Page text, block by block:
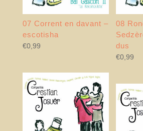
07 Corrent en davant –
escotisha
€0,99
08
dus
€0,99